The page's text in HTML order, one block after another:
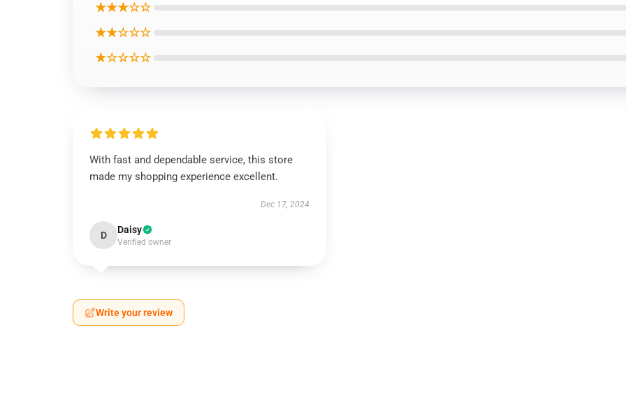
★★★☆☆
★★☆☆☆
★☆☆☆☆
With fast and dependable service, this store
made my shopping experience excellent.
Dec 17, 2024
D Daisy
Verified owner
Write your review